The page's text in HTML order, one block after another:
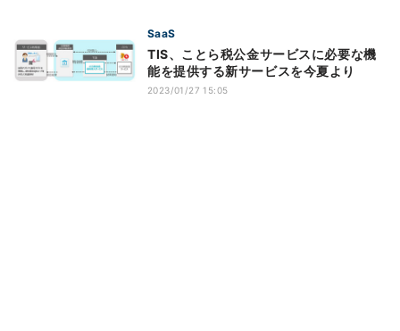
SaaS
TIS、ことら税公金サービスに必要な機
能を提供する新サービスを今夏より
2023/01/27 15:05